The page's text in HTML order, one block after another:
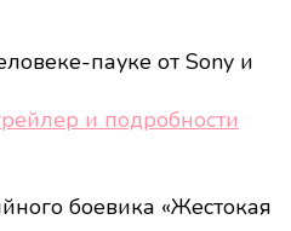
пауке от Sony и
и подробности
боевика «Жестокая